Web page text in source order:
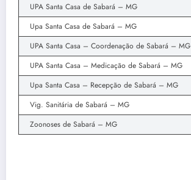
UPA Santa Casa de Sabará – MG
Upa Santa Casa de Sabará – MG
UPA Santa Casa – Coordenação de Sabará – MG
UPA Santa Casa – Medicação de Sabará – MG
Upa Santa Casa – Recepção de Sabará – MG
Vig. Sanitária de Sabará – MG
Zoonoses de Sabará – MG